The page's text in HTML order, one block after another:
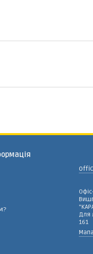
Для
161